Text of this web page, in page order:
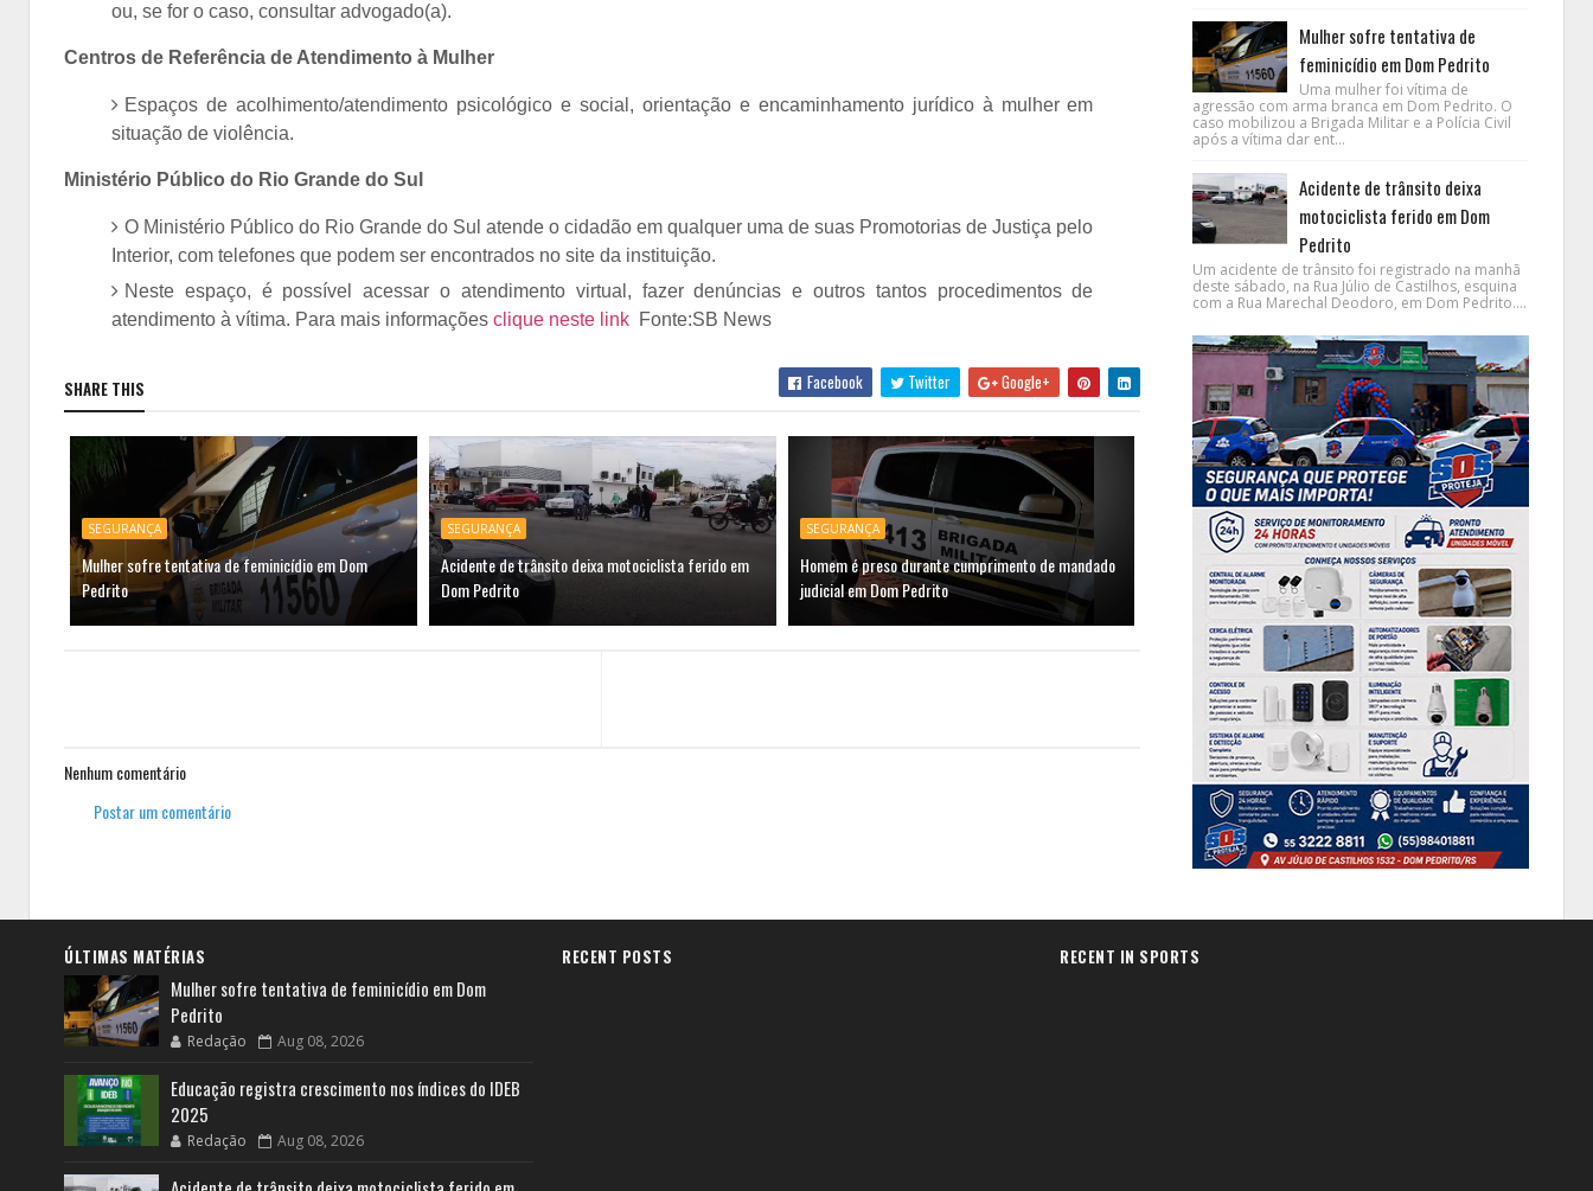
ou, se for o caso, consultar advogado(a).
Centros de Referência de Atendimento à Mulher
Espaços de acolhimento/atendimento psicológico e social, orientação e encaminhamento jurídico à mulher em
situação de violência.
Ministério Público do Rio Grande do Sul
O Ministério Público do Rio Grande do Sul atende o cidadão em qualquer uma de suas Promotorias de Justiça pelo
Interior, com telefones que podem ser encontrados no site da instituição.
Neste espaço, é possível acessar o atendimento virtual, fazer denúncias e outros tantos procedimentos de
atendimento à vítima. Para mais informações clique neste link Fonte:SB News
SHARE THIS Facebook Twitter Google+
SEGURANÇA
Mulher sofre tentativa de feminicídio em Dom
Pedrito
SEGURANÇA
Acidente de trânsito deixa motociclista ferido em
Dom Pedrito
SEGURANÇA
Homem é preso durante cumprimento de mandado
judicial em Dom Pedrito
Nenhum comentário
Postar um comentário
Mulher sofre tentativa de
feminicídio em Dom Pedrito
Uma mulher foi vítima de
agressão com arma branca em Dom Pedrito. O
caso mobilizou a Brigada Militar e a Polícia Civil
após a vítima dar ent...
Acidente de trânsito deixa
motociclista ferido em Dom
Pedrito
Um acidente de trânsito foi registrado na manhã
deste sábado, na Rua Júlio de Castilhos, esquina
com a Rua Marechal Deodoro, em Dom Pedrito....
ÚLTIMAS MATÉRIAS
Mulher sofre tentativa de feminicídio em Dom
Pedrito
Redação Aug 08, 2026
Educação registra crescimento nos índices do IDEB
2025
Redação Aug 08, 2026
RECENT POSTS RECENT IN SPORTS